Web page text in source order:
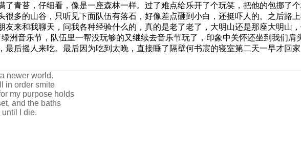
了青苔，仔细看，像是一座森林一样。过了难点给乐开了个玩笑，把他的包挪了
很多的山谷，只听见下面队伍有落石，好像差点砸到小白，还挺吓人的。之后路
友来和我聊天，问我各种经验什么的，真的是老了老了，大明山还是那座大明山，
音乐节，队伍里一帮没玩够的又继续去音乐节玩了，印象中关怀还坐到我们肩
最后摇人来吃。最后因为吃到太晚，直接睡了隔壁何书宸的寝室第二天一早才回家
newer world.
in order smite
my purpose holds
and the baths
I die.